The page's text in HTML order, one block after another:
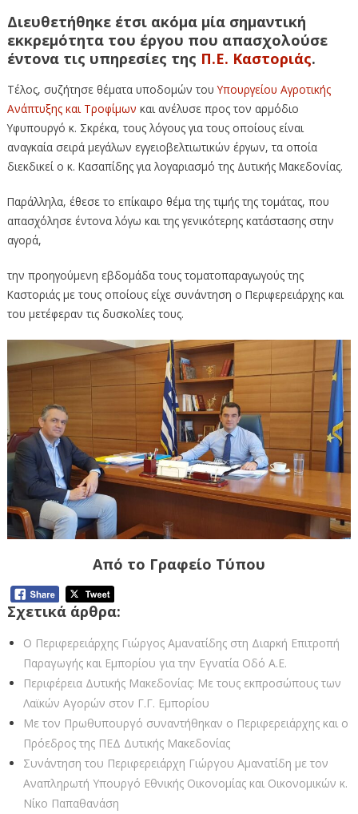
Διευθετήθηκε έτσι ακόμα μία σημαντική
εκκρεμότητα του έργου που απασχολούσε
έντονα τις υπηρεσίες της Π.Ε. Καστοριάς.
Τέλος, συζήτησε θέματα υποδομών του Υπουργείου Αγροτικής
Ανάπτυξης και Τροφίμων και ανέλυσε προς τον αρμόδιο
Yφυπουργό κ. Σκρέκα, τους λόγους για τους οποίους είναι
αναγκαία σειρά μεγάλων εγγειοβελτιωτικών έργων, τα οποία
διεκδικεί ο κ. Κασαπίδης για λογαριασμό της Δυτικής Μακεδονίας.
Παράλληλα, έθεσε το επίκαιρο θέμα της τιμής της τομάτας, που
απασχόλησε έντονα λόγω και της γενικότερης κατάστασης στην
αγορά,
την προηγούμενη εβδομάδα τους τοματοπαραγωγούς της
Καστοριάς με τους οποίους είχε συνάντηση ο Περιφερειάρχης και
του μετέφεραν τις δυσκολίες τους.
Από το Γραφείο Τύπου
Σχετικά άρθρα:
Ο Περιφερειάρχης Γιώργος Αμανατίδης στη Διαρκή Επιτροπή
Παραγωγής και Εμπορίου για την Εγνατία Οδό Α.Ε.
Περιφέρεια Δυτικής Μακεδονίας: Με τους εκπροσώπους των
Λαϊκών Αγορών στον Γ.Γ. Εμπορίου
Με τον Πρωθυπουργό συναντήθηκαν ο Περιφερειάρχης και ο
Πρόεδρος της ΠΕΔ Δυτικής Μακεδονίας
Συνάντηση του Περιφερειάρχη Γιώργου Αμανατίδη με τον
Αναπληρωτή Υπουργό Εθνικής Οικονομίας και Οικονομικών κ.
Νίκο Παπαθανάση